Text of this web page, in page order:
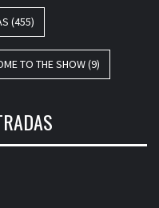
(455)
TO THE SHOW(9)